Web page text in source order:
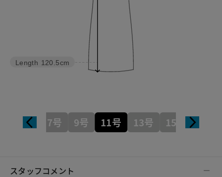
Length 120.5cm
7号 9号 11号 13号 15号
スタッフコメント